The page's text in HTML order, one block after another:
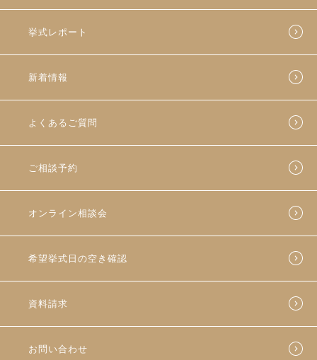
挙式レポート
新着情報
よくあるご質問
ご相談予約
オンライン相談会
希望挙式日の空き確認
資料請求
お問い合わせ